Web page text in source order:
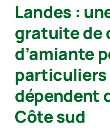
traitement
des
déchets »,
cible
le
nouveau
président
Landes :
gratuite de
d’amiante
particuliers
dépendent
Côte sud